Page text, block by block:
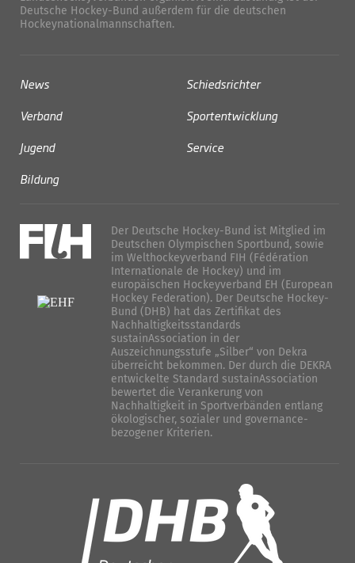
Deutsche Hockey-Bund außerdem für die deutschen
Hockeynationalmannschaften.
News
Verband
Jugend
Bildung
Schiedsrichter
Sportentwicklung
Service
Der Deutsche Hockey-Bund ist Mitglied im
Deutschen Olympischen Sportbund, sowie
im Welthockeyverband FIH (Fédération
Internationale de Hockey) und im
europäischen Hockeyverband EH (European
Hockey Federation). Der Deutsche Hockey-
Bund (DHB) hat das Zertifikat des
Nachhaltigkeitsstandards
sustainAssociation in der
Auszeichnungsstufe „Silber“ von Dekra
überreicht bekommen. Der durch die DEKRA
entwickelte Standard sustainAssociation
bewertet die Verankerung von
Nachhaltigkeit in Sportverbänden entlang
ökologischer, sozialer und governance-
bezogener Kriterien.